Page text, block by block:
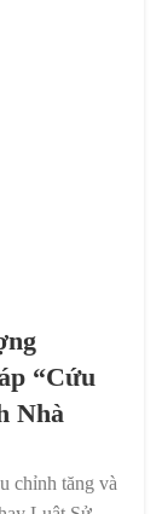
“Cứu
Nhà
chỉnh tăng và